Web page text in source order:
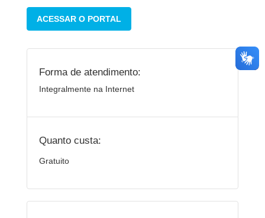
ACESSAR O PORTAL
Forma de atendimento:
Integralmente na Internet
Quanto custa:
Gratuito